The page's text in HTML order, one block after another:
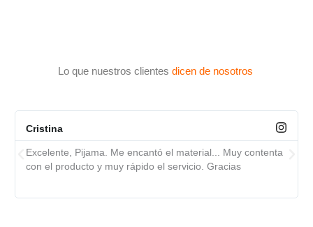
Lo que nuestros clientes dicen de nosotros
Cristina
Excelente, Pijama. Me encantó el material... Muy contenta
con el producto y muy rápido el servicio. Gracias